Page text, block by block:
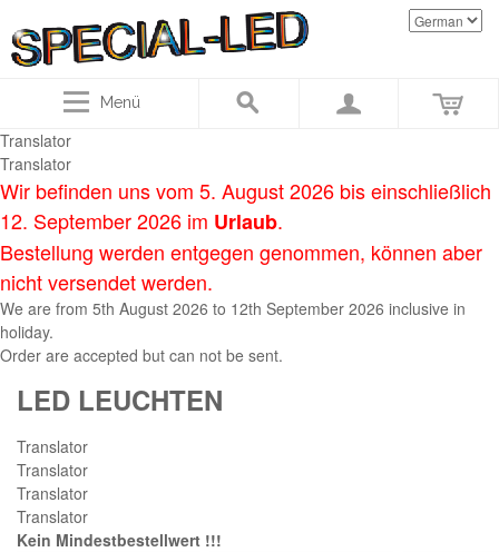
Menü
Translator
Translator
Wir befinden uns vom 5. August 2026 bis einschließlich
12. September 2026 im Urlaub.
Bestellung werden entgegen genommen, können aber
nicht versendet werden.
We are from 5th August 2026 to 12th September 2026 inclusive in
holiday.
Order are accepted but can not be sent.
LED LEUCHTEN
Translator
Translator
Translator
Translator
Kein Mindestbestellwert !!!